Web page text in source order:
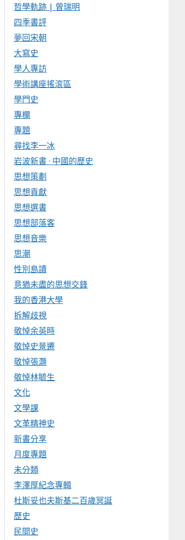
哲學軌跡 | 曾瑞明
四季書評
夢回宋朝
大寫史
學人專訪
學術講座搖滾區
學門史
專欄
專題
尋找李一冰
岩波新書 · 中國的歷史
思想策劃
思想貢獻
思想選書
思想部落客
思想音樂
思潮
性別島讀
意猶未盡的思想交鋒
我的香港大學
拆解歧視
敬悼余英時
敬悼史景遷
敬悼張灝
敬悼林毓生
文化
文學課
文革精神史
新書分享
月度專題
未分類
李澤厚紀念專輯
杜斯妥也夫斯基二百歲冥誕
歷史
民間史